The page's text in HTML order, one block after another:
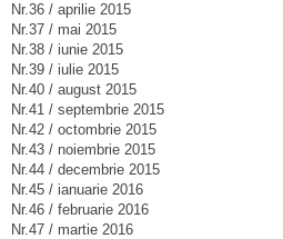
Nr.36 / aprilie 2015
Nr.37 / mai 2015
Nr.38 / iunie 2015
Nr.39 / iulie 2015
Nr.40 / august 2015
Nr.41 / septembrie 2015
Nr.42 / octombrie 2015
Nr.43 / noiembrie 2015
Nr.44 / decembrie 2015
Nr.45 / ianuarie 2016
Nr.46 / februarie 2016
Nr.47 / martie 2016